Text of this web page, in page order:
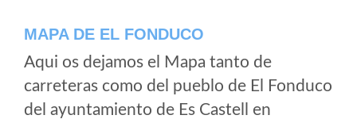
MAPA DE EL FONDUCO
Aqui os dejamos el Mapa tanto de
carreteras como del pueblo de El Fonduco
del ayuntamiento de Es Castell en